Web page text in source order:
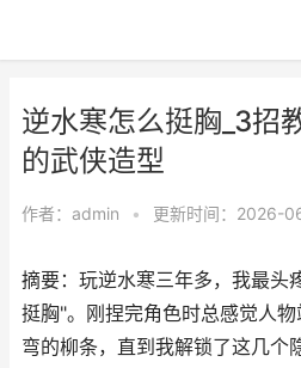
逆水寒怎么挺胸_3招
的武侠造型
作者： admin • 更新时间：2026-
摘要：玩逆水寒三年多，我最头
挺胸"。刚捏完角色时总感觉人
弯的柳条，直到我解锁了这几个